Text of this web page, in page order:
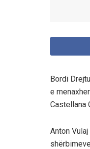
Bordi
e
Castellana
Anton